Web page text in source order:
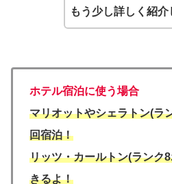
もう少し詳しく紹介
ホテル宿泊に使う場合
マリオットやシェラトン(ラ
回宿泊！
リッツ・カールトン(ランク
きるよ！